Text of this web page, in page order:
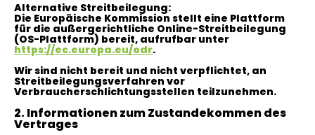
Alternative Streitbeilegung:
Die Europäische Kommission stellt eine Plattform
für die außergerichtliche Online-Streitbeilegung
(OS-Plattform) bereit, aufrufbar unter
https://ec.europa.eu/odr.
Wir sind nicht bereit und nicht verpflichtet, an
Streitbeilegungsverfahren vor
Verbraucherschlichtungsstellen teilzunehmen.
2. Informationen zum Zustandekommen des
Vertrages